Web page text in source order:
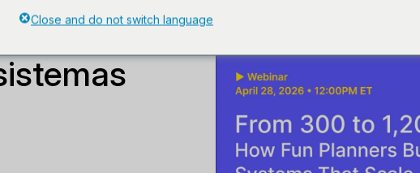
cómo
Close and do not switch language